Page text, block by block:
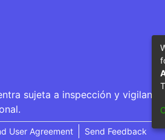
sujeta a inspección y
User Agreement Send Feedback